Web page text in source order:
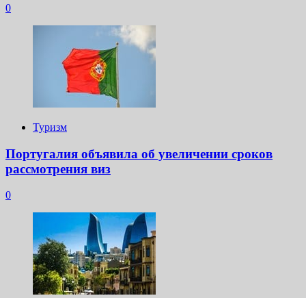
0
Туризм
Португалия объявила об увеличении сроков
рассмотрения виз
0